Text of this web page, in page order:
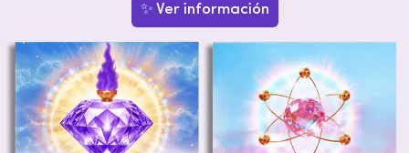
✨ Ver información